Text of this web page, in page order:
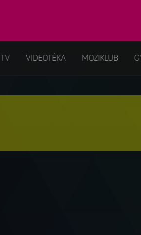
TV VIDEOTÉKA MOZIKLUB